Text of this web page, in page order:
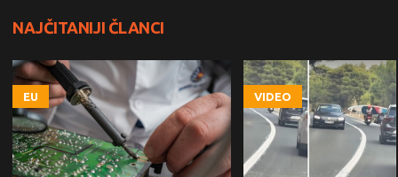
NAJČITANIJI ČLANCI
EU VIDEO